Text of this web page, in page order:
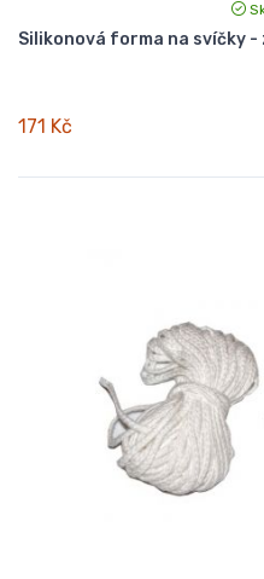
Silikonová forma na svíčky -
171 Kč